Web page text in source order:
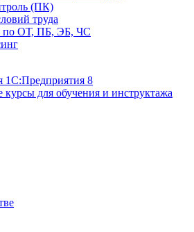
(ПК)
труда
по ОТ, ПБ, ЭБ, ЧС
8
для обучения и инструктажа